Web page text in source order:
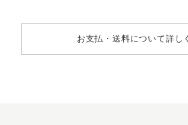
お支払・送料について詳しく